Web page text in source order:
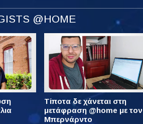
@HOME
Τίποτα δε χάνεται στη
μετάφραση @home με τον
Μπερνάρντο